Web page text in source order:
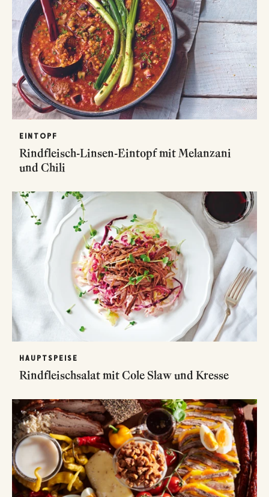
EINTOPF
Rindfleisch-Linsen-Eintopf mit Melanzani
und Chili
HAUPTSPEISE
Rindfleischsalat mit Cole Slaw und Kresse